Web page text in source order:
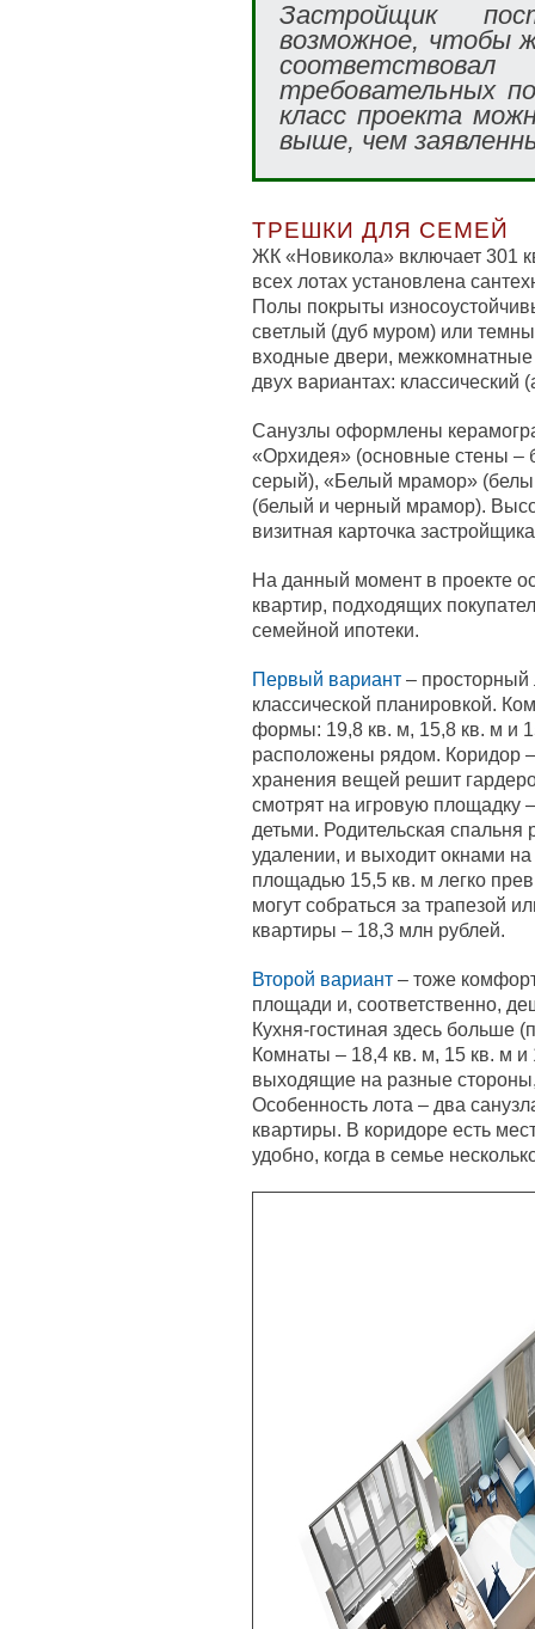
Застройщик
возможное, чтобы
требовательных
класс проекта
выше, чем
ТРЕШКИ ДЛЯ СЕМЕЙ
ЖК «Новикола» включает 301
всех лотах установлена
Полы покрыты
светлый (дуб муром) или
входные двери, межкомнатные
двух вариантах: классический
Санузлы оформлены
«Орхидея» (основные стены –
серый), «Белый мрамор»
(белый и черный мрамор).
визитная карточка
На данный момент в проекте
квартир, подходящих
семейной ипотеки.
Первый вариант –
классической планировкой.
формы: 19,8 кв. м, 15,8 кв. м и
расположены рядом. Коридор
хранения вещей решит
смотрят на игровую площадку
детьми. Родительская
удалении, и выходит окнами
площадью 15,5 кв. м легко
могут собраться за трапезой
квартиры – 18,3 млн рублей.
Второй вариант – тоже
площади и, соответственно,
Кухня-гостиная здесь больше
Комнаты – 18,4 кв. м, 15 кв. м
выходящие на разные
Особенность лота – два
квартиры. В коридоре есть
удобно, когда в семье